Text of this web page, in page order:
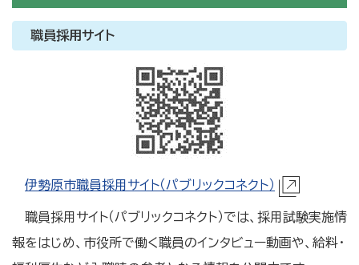
職員採用サイト
伊勢原市職員採用サイト（パブリックコネクト）
職員採用サイト（パブリックコネクト）では、採用試験実施情
報をはじめ、市役所で働く職員のインタビュー動画や、給料・